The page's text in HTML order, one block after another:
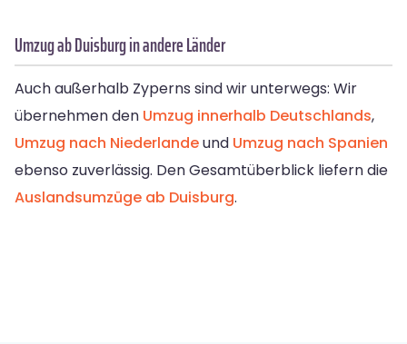
Umzug ab Duisburg in andere Länder
Auch außerhalb Zyperns sind wir unterwegs: Wir
übernehmen den Umzug innerhalb Deutschlands,
Umzug nach Niederlandeund Umzug nach Spanien
ebenso zuverlässig. Den Gesamtüberblick liefern die
Auslandsumzüge ab Duisburg.